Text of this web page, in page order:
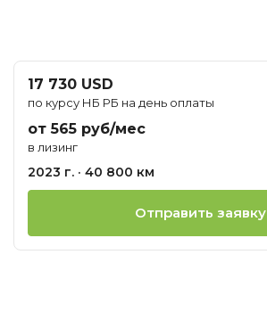
17 730 USD
по курсу НБ РБ на день оплаты
от 565 руб/мес
в лизинг
2023 г. · 40 800 км
Отправить заявку